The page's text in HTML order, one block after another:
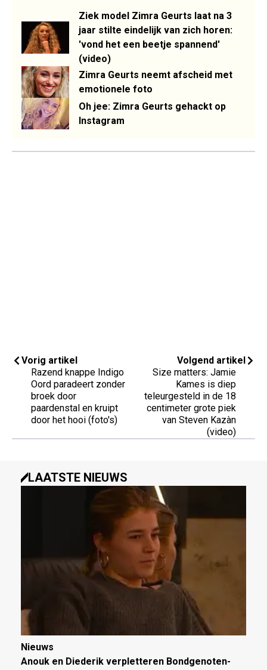
Ziek model Zimra Geurts laat na 3
jaar stilte eindelijk van zich horen:
'vond het een beetje spannend'
(video)
Zimra Geurts neemt afscheid met
emotionele foto
Oh jee: Zimra Geurts gehackt op
Instagram
Vorig artikel
Razend knappe Indigo
Oord paradeert zonder
broek door
paardenstal en kruipt
door het hooi (foto's)
Volgend artikel
Size matters: Jamie
Kames is diep
teleurgesteld in de 18
centimeter grote piek
van Steven Kazàn
(video)
LAATSTE NIEUWS
Nieuws
Anouk en Diederik verpletteren Bondgenoten-